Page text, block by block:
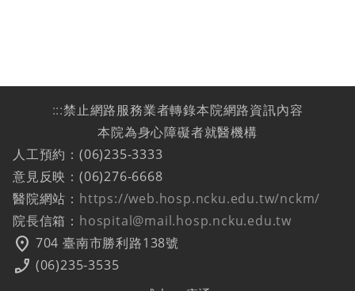
:::禁止網路服務業者轉錄本院網路資訊內容
本院為身心障礙者就醫機構
人工預約：(06)235-3333
意見反映：(06)276-6668
醫院網站： https://web.hosp.ncku.edu.tw/nckm/
院長信箱： hospital@mail.hosp.ncku.edu.tw
location_on 704 臺南市勝利路138號
phone_enabled (06)235-3535